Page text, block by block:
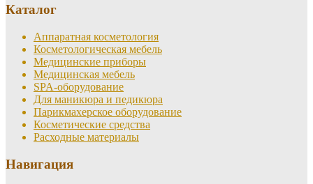
Каталог
Аппаратная косметология
Косметологическая мебель
Медицинские приборы
Медицинская мебель
SPA-оборудование
Для маникюра и педикюра
Парикмахерское оборудование
Косметические средства
Расходные материалы
Навигация